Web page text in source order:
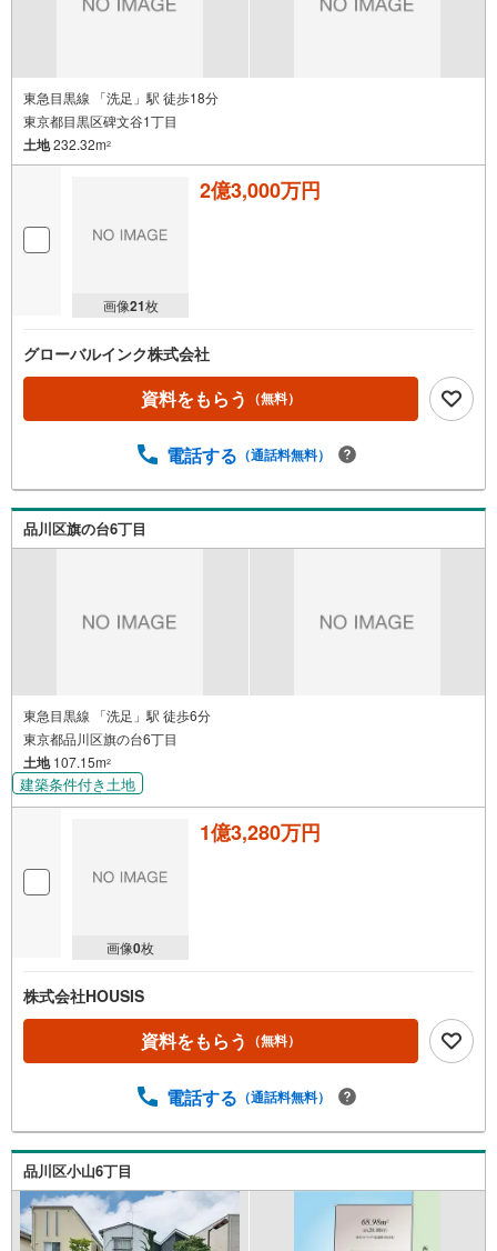
東急目黒線 「洗足」駅 徒歩18分
東京都目黒区碑文谷1丁目
土地232.32m2
画像21枚
2億3,000万円
グローバルインク株式会社
資料をもらう （無料）
電話する （通話料無料）
品川区旗の台6丁目
東急目黒線 「洗足」駅 徒歩6分
東京都品川区旗の台6丁目
土地107.15m2
建築条件付き土地
画像0枚
1億3,280万円
株式会社HOUSIS
資料をもらう （無料）
電話する （通話料無料）
品川区小山6丁目